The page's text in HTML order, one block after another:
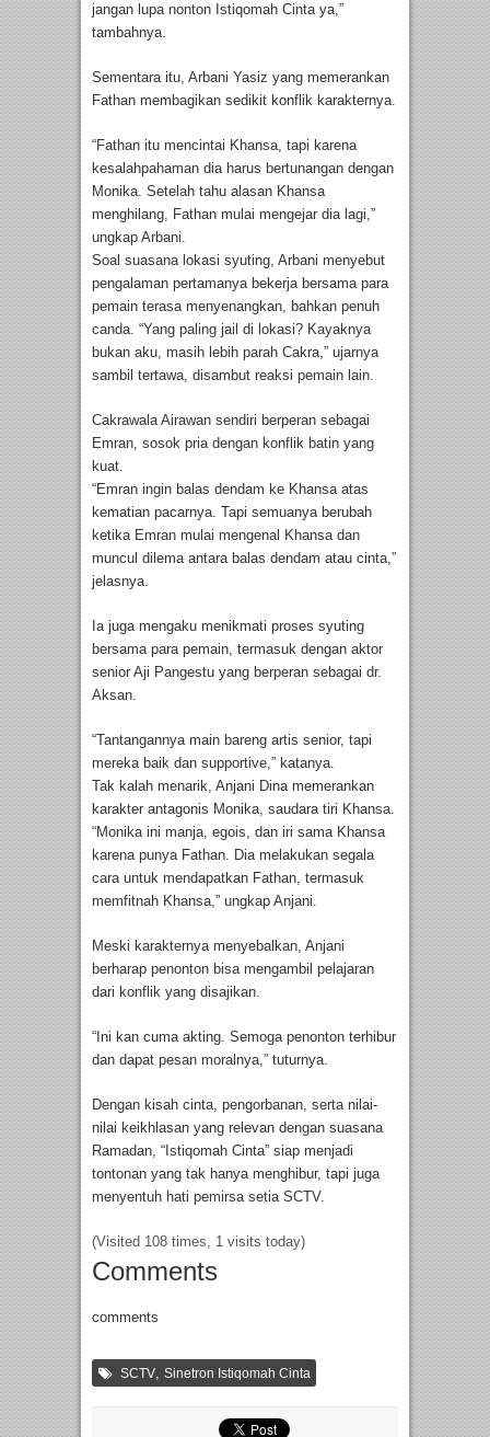
jangan lupa nonton Istiqomah Cinta ya,”
tambahnya.
Sementara itu, Arbani Yasiz yang memerankan
Fathan membagikan sedikit konflik karakternya.
“Fathan itu mencintai Khansa, tapi karena
kesalahpahaman dia harus bertunangan dengan
Monika. Setelah tahu alasan Khansa
menghilang, Fathan mulai mengejar dia lagi,”
ungkap Arbani.
Soal suasana lokasi syuting, Arbani menyebut
pengalaman pertamanya bekerja bersama para
pemain terasa menyenangkan, bahkan penuh
canda. “Yang paling jail di lokasi? Kayaknya
bukan aku, masih lebih parah Cakra,” ujarnya
sambil tertawa, disambut reaksi pemain lain.
Cakrawala Airawan sendiri berperan sebagai
Emran, sosok pria dengan konflik batin yang
kuat.
“Emran ingin balas dendam ke Khansa atas
kematian pacarnya. Tapi semuanya berubah
ketika Emran mulai mengenal Khansa dan
muncul dilema antara balas dendam atau cinta,”
jelasnya.
Ia juga mengaku menikmati proses syuting
bersama para pemain, termasuk dengan aktor
senior Aji Pangestu yang berperan sebagai dr.
Aksan.
“Tantangannya main bareng artis senior, tapi
mereka baik dan supportive,” katanya.
Tak kalah menarik, Anjani Dina memerankan
karakter antagonis Monika, saudara tiri Khansa.
“Monika ini manja, egois, dan iri sama Khansa
karena punya Fathan. Dia melakukan segala
cara untuk mendapatkan Fathan, termasuk
memfitnah Khansa,” ungkap Anjani.
Meski karakternya menyebalkan, Anjani
berharap penonton bisa mengambil pelajaran
dari konflik yang disajikan.
“Ini kan cuma akting. Semoga penonton terhibur
dan dapat pesan moralnya,” tuturnya.
Dengan kisah cinta, pengorbanan, serta nilai-
nilai keikhlasan yang relevan dengan suasana
Ramadan, “Istiqomah Cinta” siap menjadi
tontonan yang tak hanya menghibur, tapi juga
menyentuh hati pemirsa setia SCTV.
(Visited 108 times, 1 visits today)
Comments
comments
SCTV, Sinetron Istiqomah Cinta